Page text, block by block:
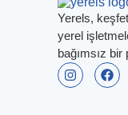
Yerels,
yerel
bağımsız